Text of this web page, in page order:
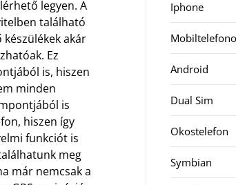
legyen. A
található
készülékek akár
Ez
is, hiszen
minden
is
hiszen így
funkciót is
meg
már nemcsak a
Iphone
Android
Dual Sim
Okostelefon
Symbian